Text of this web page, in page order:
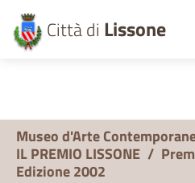
Città di Lissone
Museo d'Arte
IL PREMIO LISSONE /
Edizione 2002